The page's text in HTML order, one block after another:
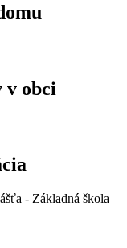
v obci
- Základná škola